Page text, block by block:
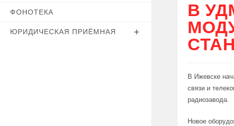
ФОНОТЕКА
ЮРИДИЧЕСКАЯ ПРИЁМНАЯ
В
В Ижевске
связи и
радиозавода.
Новое